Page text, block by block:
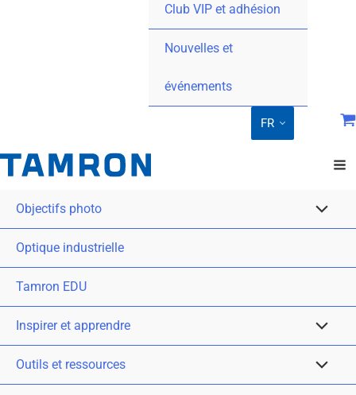
Club VIP et adhésion
Nouvelles et
événements
FR
Objectifs photo
Optique industrielle
Tamron EDU
Inspirer et apprendre
Outils et ressources